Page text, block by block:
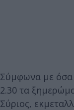
Σύμφωνα με όσα
2.30 τα
Σύριος,